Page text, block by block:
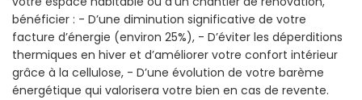
bénéficier : - D’une diminution significative de votre
facture d’énergie (environ 25%), - D’éviter les déperditions
thermiques en hiver et d’améliorer votre confort intérieur
grâce à la cellulose, - D’une évolution de votre barème
énergétique qui valorisera votre bien en cas de revente.